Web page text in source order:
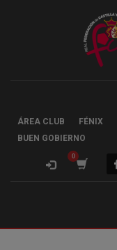
ÁREA CLUB FÉNIX
BUEN GOBIERNO